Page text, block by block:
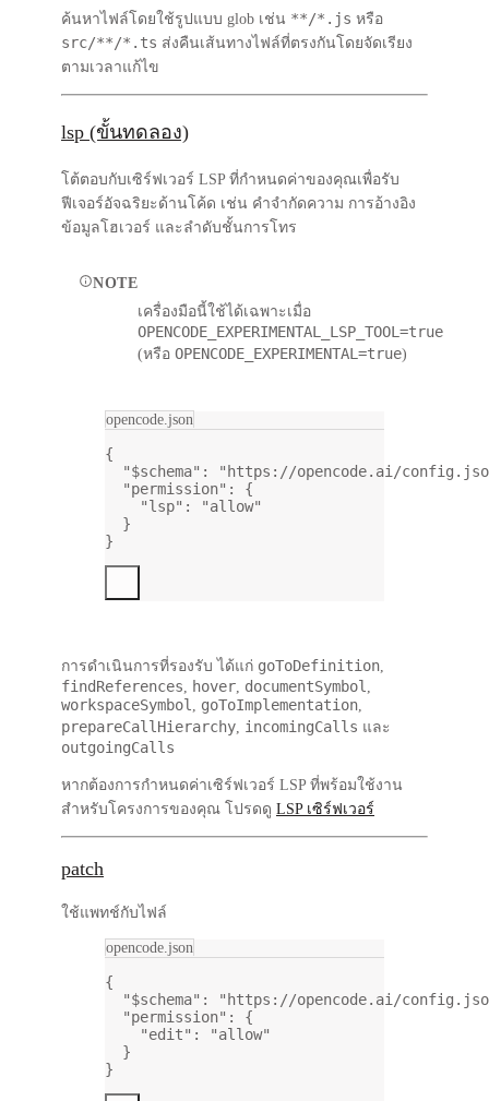
ค้นหาไฟล์โดยใช้รูปแบบ glob เช่น **/*.js หรือ
src/**/*.ts ส่งคืนเส้นทางไฟล์ที่ตรงกันโดยจัดเรียง
ตามเวลาแก้ไข
lsp (ขั้นทดลอง)
โต้ตอบกับเซิร์ฟเวอร์ LSP ที่กำหนดค่าของคุณเพื่อรับ
ฟีเจอร์อัจฉริยะด้านโค้ด เช่น คำจำกัดความ การอ้างอิง
ข้อมูลโฮเวอร์ และลำดับชั้นการโทร
NOTE
เครื่องมือนี้ใช้ได้เฉพาะเมื่อ
OPENCODE_EXPERIMENTAL_LSP_TOOL=true
(หรือ OPENCODE_EXPERIMENTAL=true)
opencode.json
{
"$schema" :
"https://opencode.ai/
"permission" : {
"lsp" :
"allow"
}
}
การดำเนินการที่รองรับ ได้แก่ goToDefinition
findReferences hover documentSymbol
workspaceSymbol goToImplementation
prepareCallHierarchy incomingCalls และ
outgoingCalls
หากต้องการกำหนดค่าเซิร์ฟเวอร์ LSP ที่พร้อมใช้งาน
สำหรับโครงการของคุณ โปรดดู LSP เซิร์ฟเวอร์
patch
ใช้แพทช์กับไฟล์
opencode.json
{
"$schema" :
"https://opencode.ai/
"permission" : {
"edit" :
"allow"
}
}